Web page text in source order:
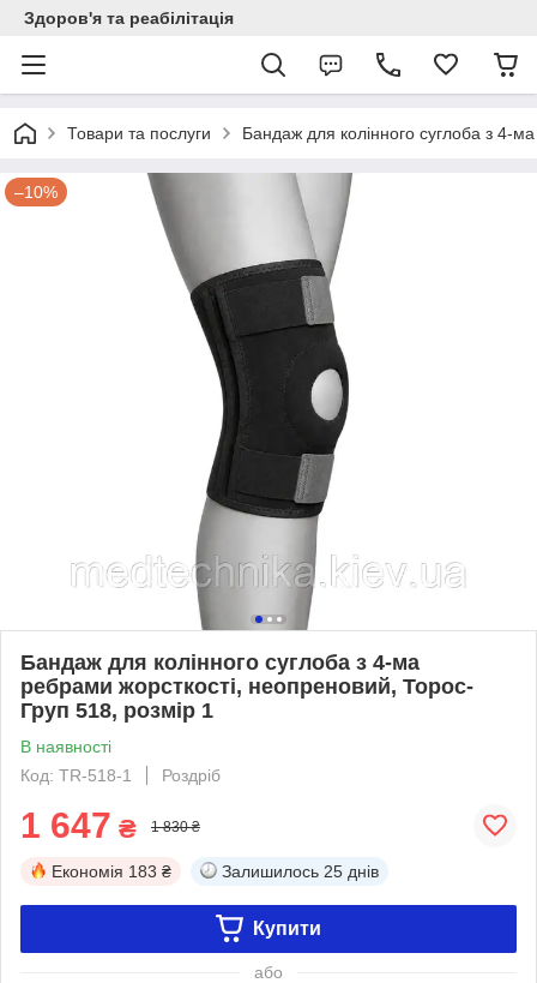
Здоров'я та реабілітація
Товари та послуги Бандаж для колінного суглоба з 4-
–10%
Бандаж для колінного суглоба з 4-ма
ребрами жорсткості, неопреновий, Торос-
Груп 518, розмір 1
В наявності
Код: TR-518-1
Роздріб
1 647 ₴ 1 830 ₴
Економія 183 ₴ Залишилось 25 днів
Купити
або